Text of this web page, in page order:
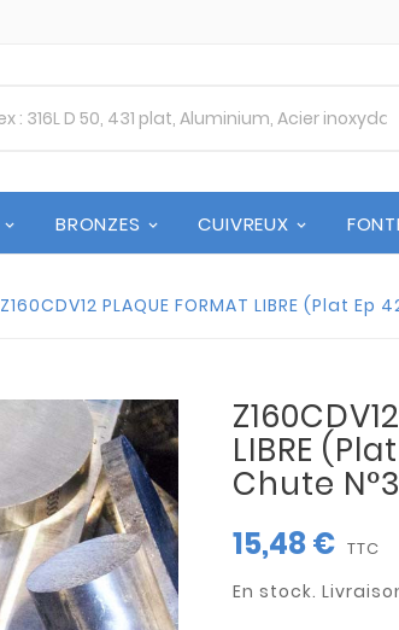
BRONZES CUIVREUX
Z160CDV12 PLAQUE FORMAT LIBRE (Plat
LIBRE
Chute
15,48 € TTC